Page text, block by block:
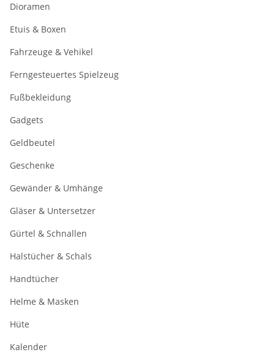
Dioramen
Etuis & Boxen
Fahrzeuge & Vehikel
Ferngesteuertes Spielzeug
Fußbekleidung
Gadgets
Geldbeutel
Geschenke
Gewänder & Umhänge
Gläser & Untersetzer
Gürtel & Schnallen
Halstücher & Schals
Handtücher
Helme & Masken
Hüte
Kalender